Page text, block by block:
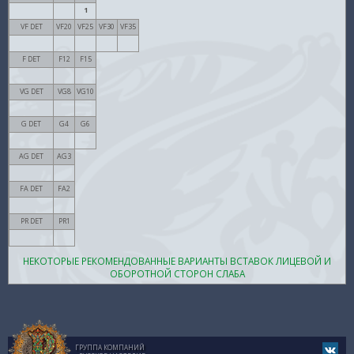
Провенанс
1
VF DET
VF20 VF25 VF30 VF35
F DET F12 F15
VG DET VG8 VG10
G DET G4 G6
AG DET AG3
FA DET FA2
PR DET PR1
НЕКОТОРЫЕ РЕКОМЕНДОВАННЫЕ ВАРИАНТЫ ВСТАВОК ЛИЦЕВОЙ И
ОБОРОТНОЙ СТОРОН СЛАБА
ГРУППА КОМПАНИЙ